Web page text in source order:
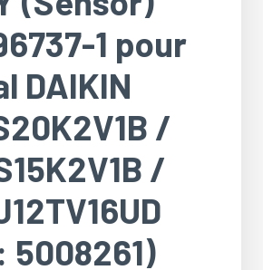
1 pour
DAIKIN
/
/
5008261)